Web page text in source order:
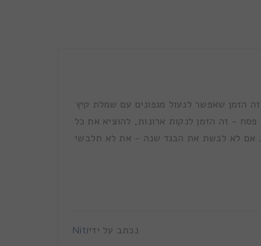
הזמן שאפשר לנעול מגפונים עם שמלת קיץ
- זה הזמן לנקות ארונות, להוציא את כל
אם לא לבשת את הבגד שנה - את לא תלבשי
נכתב על ידיNiti